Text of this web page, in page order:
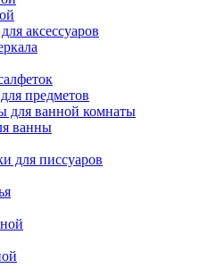
аксессуаров
предметов
для ванной комнаты
ванны
для писсуаров